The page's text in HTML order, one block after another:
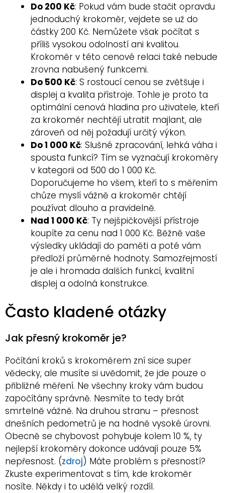
Do 200 Kč: Pokud vám bude stačit opravdu
jednoduchý krokoměr, vejdete se už do
částky 200 Kč. Nemůžete však počítat s
příliš vysokou odolností ani kvalitou.
Krokoměr v této cenové relaci také nebude
zrovna nabušený funkcemi.
Do 500 Kč: S rostoucí cenou se zvětšuje i
displej a kvalita přístroje. Tohle je proto ta
optimální cenová hladina pro uživatele, kteří
za krokoměr nechtějí utratit majlant, ale
zároveň od něj požadují určitý výkon.
Do 1 000 Kč: Slušné zpracování, lehká váha i
spousta funkcí? Tím se vyznačují krokoměry
v kategorii od 500 do 1 000 Kč.
Doporučujeme ho všem, kteří to s měřením
chůze myslí vážně a krokoměr chtějí
používat dlouho a pravidelně.
Nad 1 000 Kč: Ty nejšpičkovější přístroje
koupíte za cenu nad 1 000 Kč. Běžně vaše
výsledky ukládají do paměti a poté vám
předloží průměrné hodnoty. Samozřejmostí
je ale i hromada dalších funkcí, kvalitní
displej a odolná konstrukce.
Často kladené otázky
Jak přesný krokoměr je?
Počítání kroků s krokoměrem zní sice super
vědecky, ale musíte si uvědomit, že jde pouze o
přibližné měření. Ne všechny kroky vám budou
započítány správně. Nesmíte to tedy brát
smrtelně vážně. Na druhou stranu – přesnost
dnešních pedometrů je na hodně vysoké úrovni.
Obecně se chybovost pohybuje kolem 10 %, ty
nejlepší krokoměry dokonce udávají pouze 5%
nepřesnost. (zdroj) Máte problém s přesností?
Zkuste experimentovat s tím, kde krokoměr
nosíte. Někdy i to udělá velký rozdíl.